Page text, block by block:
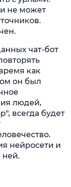
не может
чат-бот
как
он был
людей,
всегда будет
нейросети и
ней.